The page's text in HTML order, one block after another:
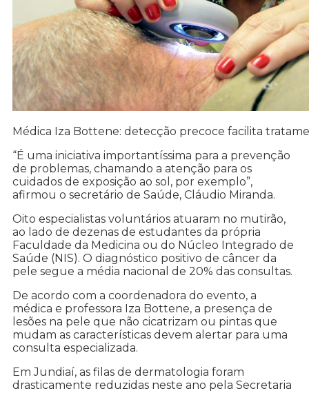
Médica Iza Bottene: detecção precoce facilita
“É uma iniciativa importantíssima para a prevenção
de problemas, chamando a atenção para os
cuidados de exposição ao sol, por exemplo”,
afirmou o secretário de Saúde, Cláudio Miranda.
Oito especialistas voluntários atuaram no mutirão,
ao lado de dezenas de estudantes da própria
Faculdade da Medicina ou do Núcleo Integrado de
Saúde (NIS). O diagnóstico positivo de câncer da
pele segue a média nacional de 20% das consultas.
De acordo com a coordenadora do evento, a
médica e professora Iza Bottene, a presença de
lesões na pele que não cicatrizam ou pintas que
mudam as características devem alertar para uma
consulta especializada.
Em Jundiaí, as filas de dermatologia foram
drasticamente reduzidas neste ano pela Secretaria